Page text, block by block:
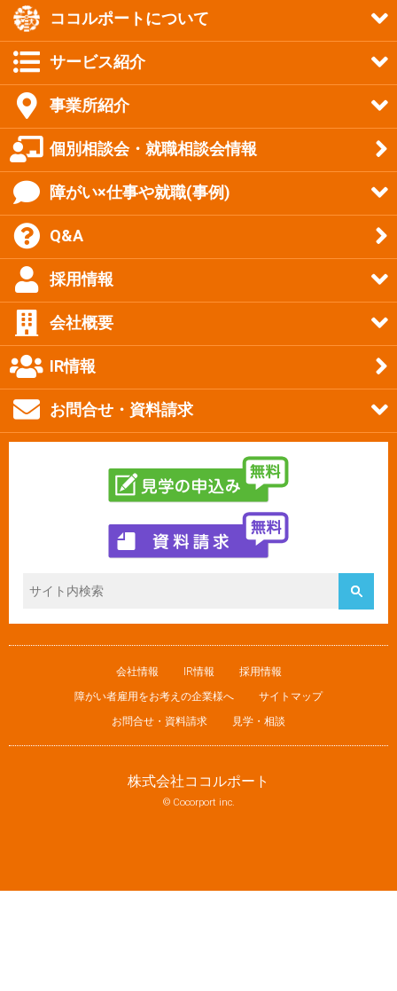
ココルポートについて
サービス紹介
事業所紹介
個別相談会・就職相談会情報
障がい×仕事や就職(事例)
Q&A
採用情報
会社概要
IR情報
お問合せ・資料請求
会社情報 IR情報
採用情報
障がい者雇用をお考えの企業様へ
サイトマップ
お問合せ・資料請求
見学・相談
株式会社ココルポート
© Cocorport inc.